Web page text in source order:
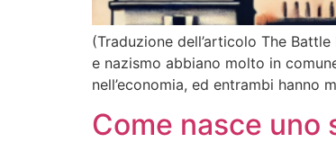
(Traduzione dell’articolo The
e nazismo abbiano molto in
nell’economia, ed entrambi
Come nasce uno